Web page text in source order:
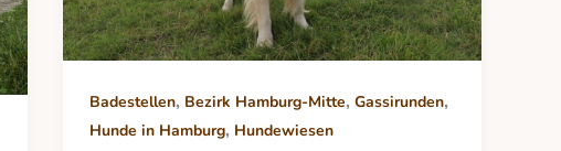
Badestellen, Bezirk Hamburg-Mitte,Gassirunden,
Hunde in Hamburg, Hundewiesen